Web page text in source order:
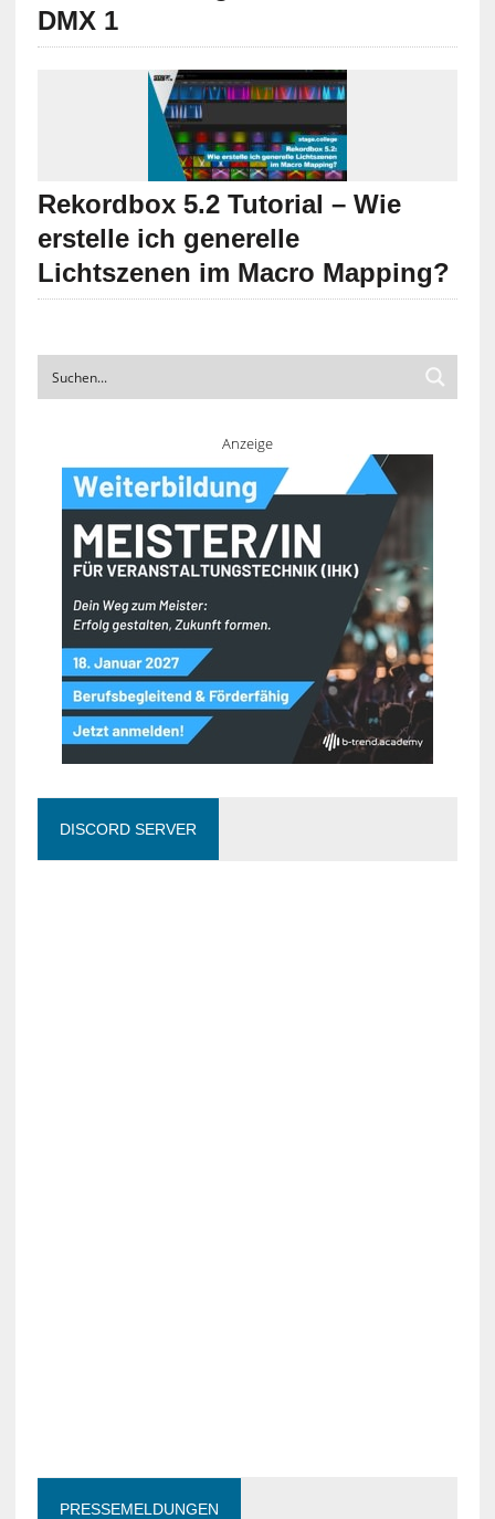
DMX 1
Rekordbox 5.2 Tutorial – Wie
erstelle ich generelle
Lichtszenen im Macro Mapping?
Anzeige
DISCORD SERVER
PRESSEMELDUNGEN